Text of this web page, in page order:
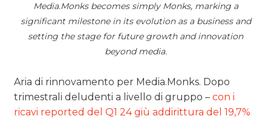
Media.Monks becomes simply Monks, marking a
significant milestone in its evolution as a business and
setting the stage for future growth and innovation
beyond media.
Aria di rinnovamento per Media.Monks. Dopo
trimestrali deludenti a livello di gruppo –con i
ricavi reported del Q1 24 giù addirittura del 19,7%